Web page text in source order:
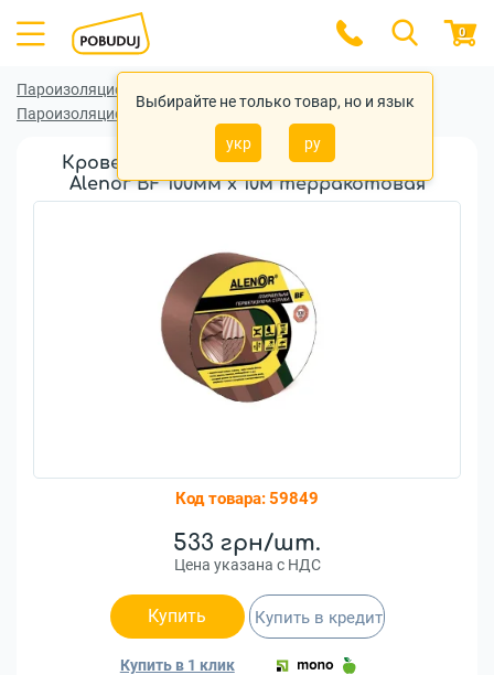
Выбирайте не только товар, но и язык
укр ру
0
Пароизоляционные (гидроизоляционные) ленты
Пароизоляционные (гидроизоляционные) ленты Alenor
Кровельная герметизирующая лента
Alenor BF 100мм x 10м терракотовая
Код товара:59849
533 грн/шт.
Цена указана с НДС
Купить
Купить в 1 клик
Купить в кредит